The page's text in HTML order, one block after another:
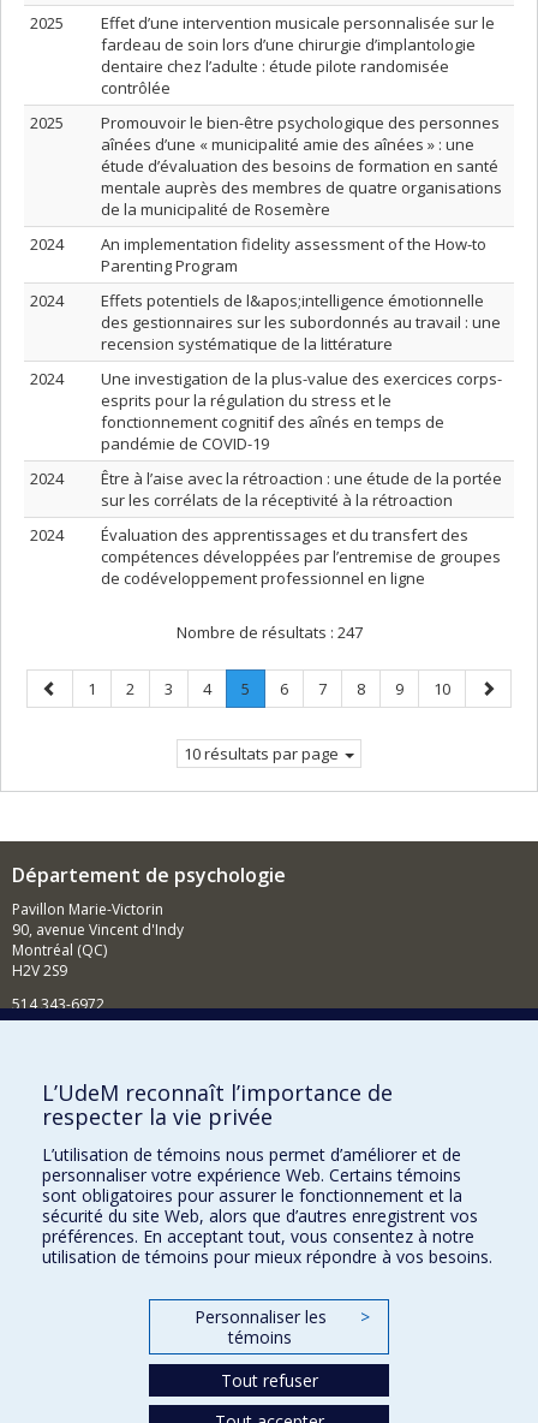
2025
Effet d’une intervention musicale personnalisée sur le
fardeau de soin lors d’une chirurgie d’implantologie
dentaire chez l’adulte : étude pilote randomisée
contrôlée
2025
Promouvoir le bien-être psychologique des personnes
aînées d’une « municipalité amie des aînées » : une
étude d’évaluation des besoins de formation en santé
mentale auprès des membres de quatre organisations
de la municipalité de Rosemère
2024
An implementation fidelity assessment of the How-to
Parenting Program
2024
Effets potentiels de l&apos;intelligence émotionnelle
des gestionnaires sur les subordonnés au travail : une
recension systématique de la littérature
2024
Une investigation de la plus-value des exercices corps-
esprits pour la régulation du stress et le
fonctionnement cognitif des aînés en temps de
pandémie de COVID-19
2024
Être à l’aise avec la rétroaction : une étude de la portée
sur les corrélats de la réceptivité à la rétroaction
2024
Évaluation des apprentissages et du transfert des
compétences développées par l’entremise de groupes
de codéveloppement professionnel en ligne
Nombre de résultats : 247
Page
précédente
Page
1 Page
2 Page
3 Page
4 Page
5
Page
Page
6 Page
7 Page
8 Page
9 Page
10
Page
10 résultats par page
Département de psychologie
Pavillon Marie-Victorin
90, avenue Vincent d'Indy
Montréal (QC)
H2V 2S9
514 343-6972
Comment soutenir le Département?
BESOIN D'AIDE?
Plan du site
Signaler une erreur
Accessibilité
FACULTÉ DES ARTS ET DES SCIENCES
Nos départements et écoles
L’UdeM reconnaît l’importance de
respecter la vie privée
L’utilisation de témoins nous permet d’améliorer et de
personnaliser votre expérience Web. Certains témoins
sont obligatoires pour assurer le fonctionnement et la
sécurité du site Web, alors que d’autres enregistrent vos
préférences. En acceptant tout, vous consentez à notre
utilisation de témoins pour mieux répondre à vos besoins.
Personnaliser les
témoins
>
Tout refuser